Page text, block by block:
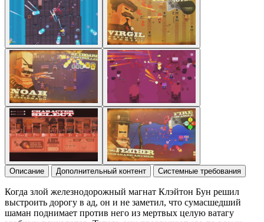
Описание Дополнительный контент Системные требования
Когда злой железнодорожный магнат Клэйтон Бун решил
выстроить дорогу в ад, он и не заметил, что сумасшедший
шаман поднимает против него из мертвых целую ватагу